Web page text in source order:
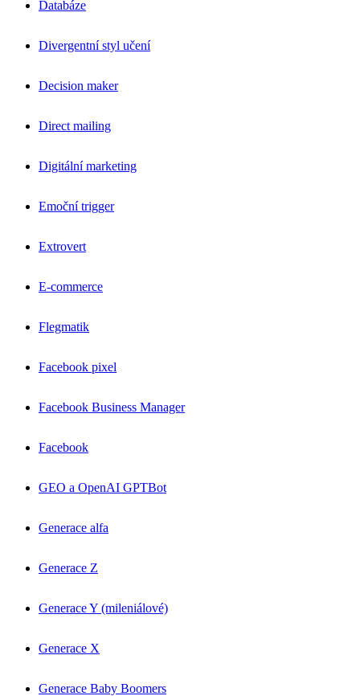
Databáze
Divergentní styl učení
Decision maker
Direct mailing
Digitální marketing
Emoční trigger
Extrovert
E-commerce
Flegmatik
Facebook pixel
Facebook Business Manager
Facebook
GEO a OpenAI GPTBot
Generace alfa
Generace Z
Generace Y (mileniálové)
Generace X
Generace Baby Boomers